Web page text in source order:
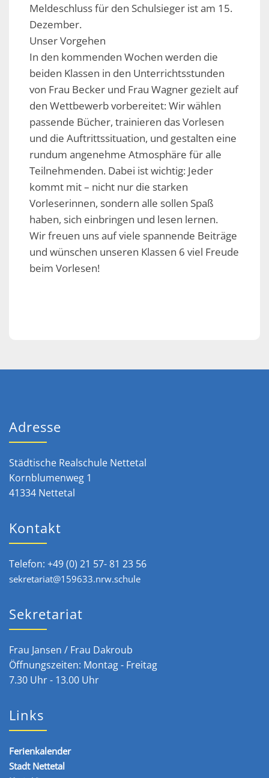
Meldeschluss für den Schulsieger ist am 15.
Dezember.
Unser Vorgehen
In den kommenden Wochen werden die
beiden Klassen in den Unterrichtsstunden
von Frau Becker und Frau Wagner gezielt auf
den Wettbewerb vorbereitet: Wir wählen
passende Bücher, trainieren das Vorlesen
und die Auftrittssituation, und gestalten eine
rundum angenehme Atmosphäre für alle
Teilnehmenden. Dabei ist wichtig: Jeder
kommt mit – nicht nur die starken
Vorleserinnen, sondern alle sollen Spaß
haben, sich einbringen und lesen lernen.
Wir freuen uns auf viele spannende Beiträge
und wünschen unseren Klassen 6 viel Freude
beim Vorlesen!
Adresse
Städtische Realschule Nettetal
Kornblumenweg 1
41334 Nettetal
Kontakt
Telefon: +49 (0) 21 57- 81 23 56
sekretariat@159633.nrw.schule
Sekretariat
Frau Jansen / Frau Dakroub
Öffnungszeiten: Montag - Freitag
7.30 Uhr - 13.00 Uhr
Links
Ferienkalender
Stadt Nettetal